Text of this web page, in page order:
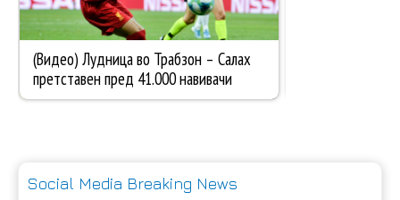
Social Media Breaking News